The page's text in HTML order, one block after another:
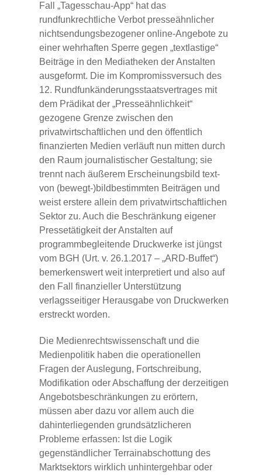
Fall „Tagesschau-App“ hat das
rundfunkrechtliche Verbot presseähnlicher
nichtsendungsbezogener online-Angebote zu
einer wehrhaften Sperre gegen „textlastige“
Beiträge in den Mediatheken der Anstalten
ausgeformt. Die im Kompromissversuch des
12. Rundfunkänderungsstaatsvertrages mit
dem Prädikat der „Presseähnlichkeit“
gezogene Grenze zwischen den
privatwirtschaftlichen und den öffentlich
finanzierten Medien verläuft nun mitten durch
den Raum journalistischer Gestaltung; sie
trennt nach äußerem Erscheinungsbild text-
von (bewegt‑)bildbestimmten Beiträgen und
weist erstere allein dem privatwirtschaftlichen
Sektor zu. Auch die Beschränkung eigener
Pressetätigkeit der Anstalten auf
programmbegleitende Druckwerke ist jüngst
vom BGH (Urt. v. 26.1.2017 – „ARD-Buffet“)
bemerkenswert weit interpretiert und also auf
den Fall finanzieller Unterstützung
verlagsseitiger Herausgabe von Druckwerken
erstreckt worden.
Die Medienrechtswissenschaft und die
Medienpolitik haben die operationellen
Fragen der Auslegung, Fortschreibung,
Modifikation oder Abschaffung der derzeitigen
Angebotsbeschränkungen zu erörtern,
müssen aber dazu vor allem auch die
dahinterliegenden grundsätzlicheren
Probleme erfassen: Ist die Logik
gegenständlicher Terrainabschottung des
Marktsektors wirklich unhintergehbar oder